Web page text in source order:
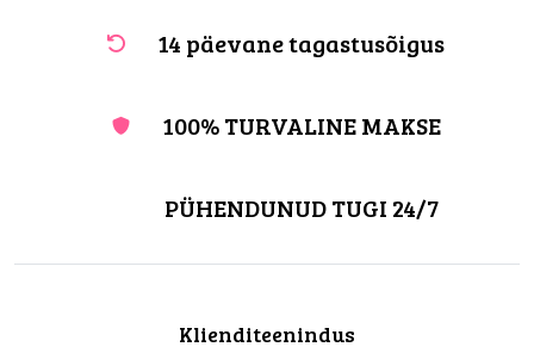
14 päevane tagastusõigus
100% TURVALINE MAKSE
PÜHENDUNUD TUGI 24/7
Klienditeenindus